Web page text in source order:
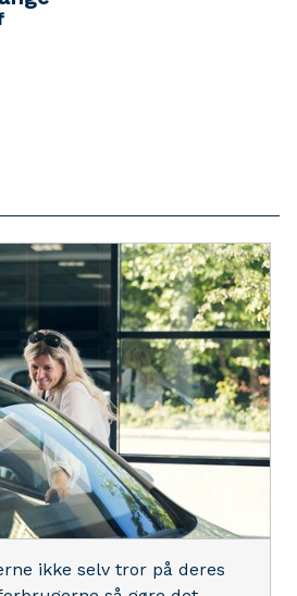
ikke selv tror på deres